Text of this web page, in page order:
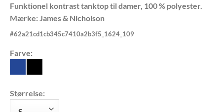
Funktionel kontrast tanktop til damer, 100 % polyester.
Mærke: James & Nicholson
#62a21cd1cb345c7410a2b3f5_1624_109
Farve:
Størrelse: